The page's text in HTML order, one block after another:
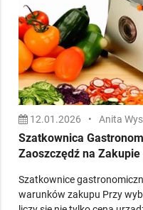
Anita
Zaoszczędź na
Szatkownice